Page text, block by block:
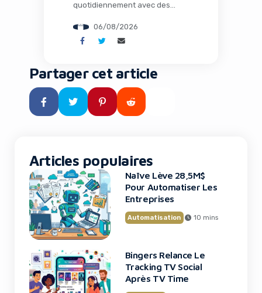
quotidiennement avec des
l’intelligence artificielle opère
loin de tout cloud dans des
où des espèces éteintes depuis
des millénaires pourraient
fouler à nouveau notre planète
grâce à la biologie de synthèse.
Ce n’est plus de la science-
06/08/2026
Partager cet article
Articles populaires
Naïve Lève 28,5M$
Pour Automatiser Les
Entreprises
Automatisation 10 mins
Bingers Relance Le
Tracking TV Social
Après TV Time